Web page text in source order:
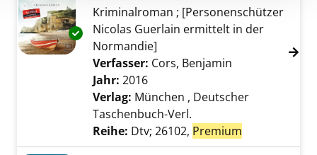
Exemplar-Details von Küstenstrich anzeigen
Kriminalroman ; [Personenschützer
Nicolas Guerlain ermittelt in der
Normandie]
Verfasser: Cors, Benjamin
Jahr: 2016
Verlag: München , Deutscher
Taschenbuch-Verl.
Reihe: Dtv; 26102, Premium